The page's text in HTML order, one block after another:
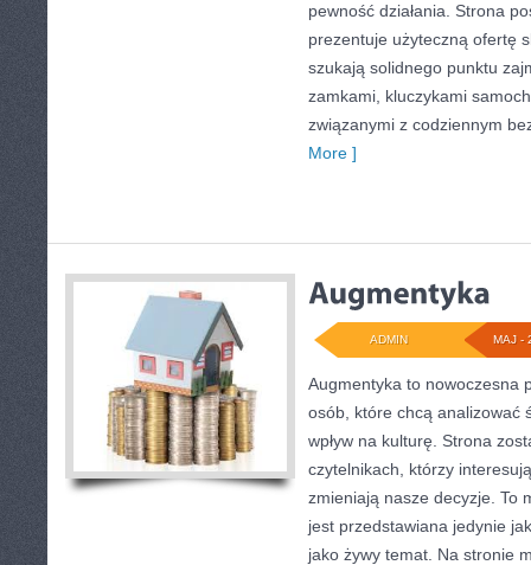
pewność działania. Strona
prezentuje użyteczną ofertę
szukają solidnego punktu
zamkami, kluczykami
związanymi z codziennym
More ]
MAJ -
ADMIN
Augmentyka to nowoczesna
osób, które chcą analizować
wpływ na kulturę. Strona
czytelnikach, którzy
zmieniają nasze decyzje. To
jest przedstawiana jedynie
jako żywy temat. Na stronie